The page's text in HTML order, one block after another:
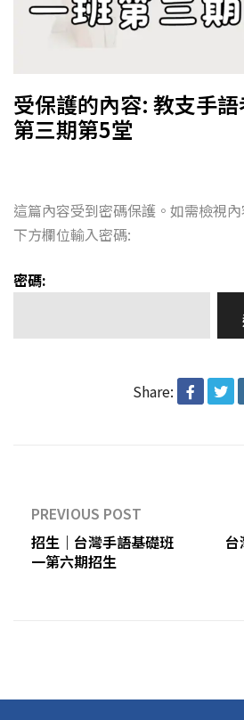
受保護的內容: 教支手
第三期第5堂
這篇內容受到密碼保護。如需檢視
下方欄位輸入密碼:
密碼:
Share:
PREVIOUS POST
招生｜台灣手語基礎班
一第六期招生